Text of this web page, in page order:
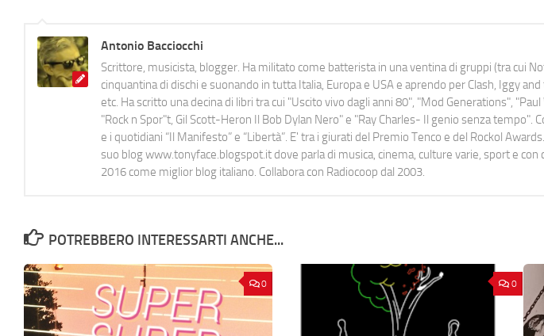
Antonio Bacciocchi
Scrittore, musicista, blogger. Ha militato come batterista in una ventina di gruppi (tra cui
cinquantina di dischi e suonando in tutta Italia, Europa e USA e aprendo per Clash, Iggy
etc. Ha scritto una decina di libri tra cui "Uscito vivo dagli anni 80", "Mod Generations", "Paul
"Rock n Spor"t, Gil Scott-Heron Il Bob Dylan Nero" e "Ray Charles- Il genio senza tempo".
e i quotidiani “Il Manifesto” e “Libertà”. E' tra i giurati del Premio Tenco e del Rockol
suo blog www.tonyface.blogspot.it dove parla di musica, cinema, culture varie, sport e
2016 come miglior blog italiano. Collabora con Radiocoop dal 2003.
POTREBBERO INTERESSARTI ANCHE...
0 0